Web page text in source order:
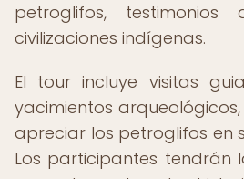
petroglifos,
civilizaciones indígenas.
El tour incluye visitas
yacimientos
apreciar los petroglifos en
Los participantes tendrán